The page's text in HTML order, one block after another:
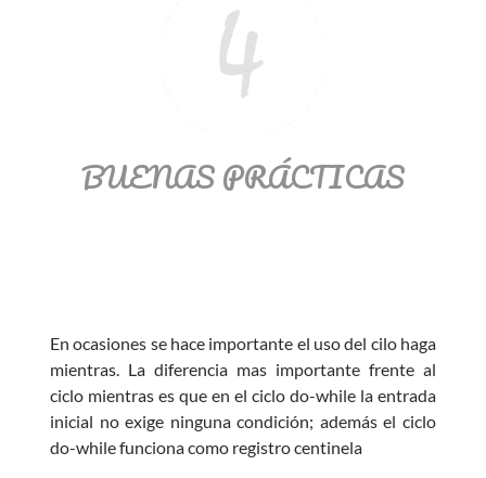
BUENAS PRÁCTICAS
En ocasiones se hace importante el uso del cilo haga
mientras. La diferencia mas importante frente al
ciclo mientras es que en el ciclo do-while la entrada
inicial no exige ninguna condición; además el ciclo
do-while funciona como registro centinela